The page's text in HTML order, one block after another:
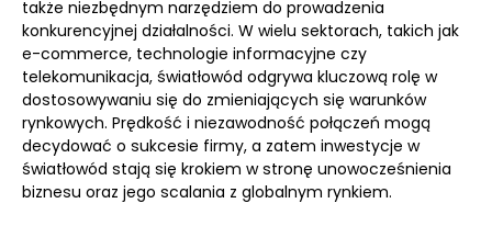
także niezbędnym narzędziem do prowadzenia
konkurencyjnej działalności. W wielu sektorach, takich jak
e-commerce, technologie informacyjne czy
telekomunikacja, światłowód odgrywa kluczową rolę w
dostosowywaniu się do zmieniających się warunków
rynkowych. Prędkość i niezawodność połączeń mogą
decydować o sukcesie firmy, a zatem inwestycje w
światłowód stają się krokiem w stronę unowocześnienia
biznesu oraz jego scalania z globalnym rynkiem.